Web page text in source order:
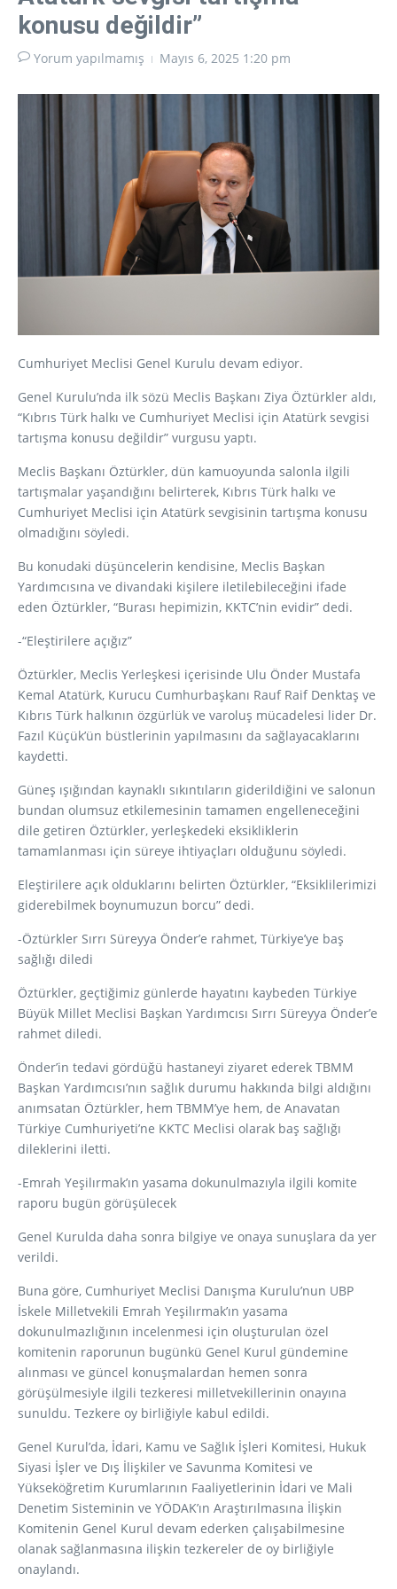
konusu değildir”
Yorum yapılmamış Mayıs 6, 2025 1:20 pm
Cumhuriyet Meclisi Genel Kurulu devam ediyor.
Genel Kurulu’nda ilk sözü Meclis Başkanı Ziya Öztürkler aldı,
“Kıbrıs Türk halkı ve Cumhuriyet Meclisi için Atatürk sevgisi
tartışma konusu değildir” vurgusu yaptı.
Meclis Başkanı Öztürkler, dün kamuoyunda salonla ilgili
tartışmalar yaşandığını belirterek, Kıbrıs Türk halkı ve
Cumhuriyet Meclisi için Atatürk sevgisinin tartışma konusu
olmadığını söyledi.
Bu konudaki düşüncelerin kendisine, Meclis Başkan
Yardımcısına ve divandaki kişilere iletilebileceğini ifade
eden Öztürkler, “Burası hepimizin, KKTC’nin evidir” dedi.
-“Eleştirilere açığız”
Öztürkler, Meclis Yerleşkesi içerisinde Ulu Önder Mustafa
Kemal Atatürk, Kurucu Cumhurbaşkanı Rauf Raif Denktaş ve
Kıbrıs Türk halkının özgürlük ve varoluş mücadelesi lider Dr.
Fazıl Küçük’ün büstlerinin yapılmasını da sağlayacaklarını
kaydetti.
Güneş ışığından kaynaklı sıkıntıların giderildiğini ve salonun
bundan olumsuz etkilemesinin tamamen engelleneceğini
dile getiren Öztürkler, yerleşkedeki eksikliklerin
tamamlanması için süreye ihtiyaçları olduğunu söyledi.
Eleştirilere açık olduklarını belirten Öztürkler, “Eksiklilerimizi
giderebilmek boynumuzun borcu” dedi.
-Öztürkler Sırrı Süreyya Önder’e rahmet, Türkiye’ye baş
sağlığı diledi
Öztürkler, geçtiğimiz günlerde hayatını kaybeden Türkiye
Büyük Millet Meclisi Başkan Yardımcısı Sırrı Süreyya Önder’e
rahmet diledi.
Önder’in tedavi gördüğü hastaneyi ziyaret ederek TBMM
Başkan Yardımcısı’nın sağlık durumu hakkında bilgi aldığını
anımsatan Öztürkler, hem TBMM’ye hem, de Anavatan
Türkiye Cumhuriyeti’ne KKTC Meclisi olarak baş sağlığı
dileklerini iletti.
-Emrah Yeşilırmak’ın yasama dokunulmazıyla ilgili komite
raporu bugün görüşülecek
Genel Kurulda daha sonra bilgiye ve onaya sunuşlara da yer
verildi.
Buna göre, Cumhuriyet Meclisi Danışma Kurulu’nun UBP
İskele Milletvekili Emrah Yeşilırmak’ın yasama
dokunulmazlığının incelenmesi için oluşturulan özel
komitenin raporunun bugünkü Genel Kurul gündemine
alınması ve güncel konuşmalardan hemen sonra
görüşülmesiyle ilgili tezkeresi milletvekillerinin onayına
sunuldu. Tezkere oy birliğiyle kabul edildi.
Genel Kurul’da, İdari, Kamu ve Sağlık İşleri Komitesi, Hukuk
Siyasi İşler ve Dış İlişkiler ve Savunma Komitesi ve
Yükseköğretim Kurumlarının Faaliyetlerinin İdari ve Mali
Denetim Sisteminin ve YÖDAK’ın Araştırılmasına İlişkin
Komitenin Genel Kurul devam ederken çalışabilmesine
olanak sağlanmasına ilişkin tezkereler de oy birliğiyle
onaylandı.